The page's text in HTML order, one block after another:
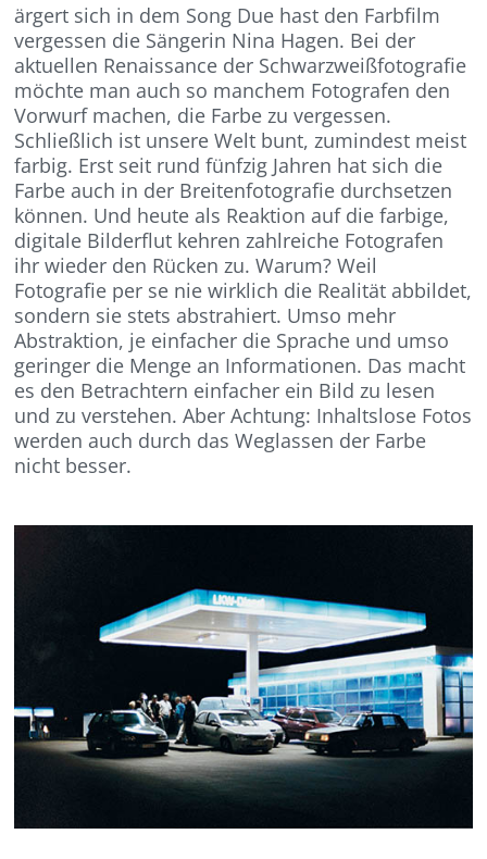
ärgert sich in dem Song Due hast den Farbfilm
vergessen die Sängerin Nina Hagen. Bei der
aktuellen Renaissance der Schwarzweißfotografie
möchte man auch so manchem Fotografen den
Vorwurf machen, die Farbe zu vergessen.
Schließlich ist unsere Welt bunt, zumindest meist
farbig. Erst seit rund fünfzig Jahren hat sich die
Farbe auch in der Breitenfotografie durchsetzen
können. Und heute als Reaktion auf die farbige,
digitale Bilderflut kehren zahlreiche Fotografen
ihr wieder den Rücken zu. Warum? Weil
Fotografie per se nie wirklich die Realität abbildet,
sondern sie stets abstrahiert. Umso mehr
Abstraktion, je einfacher die Sprache und umso
geringer die Menge an Informationen. Das macht
es den Betrachtern einfacher ein Bild zu lesen
und zu verstehen. Aber Achtung: Inhaltslose Fotos
werden auch durch das Weglassen der Farbe
nicht besser.